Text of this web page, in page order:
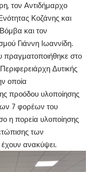
τον Αντιδήμαρχο
Κοζάνης και
και τον
Γιάννη Ιωαννίδη.
πραγματοποιήθηκε στο
Δυτικής
οποία
προόδου υλοποίησης
7 φορέων του
η πορεία υλοποίησης
των
ανακύψει.